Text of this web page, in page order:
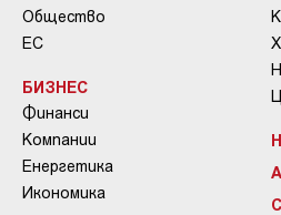
Общество
ЕС
БИЗНЕС
Финанси
Компании
Енергетика
Икономика